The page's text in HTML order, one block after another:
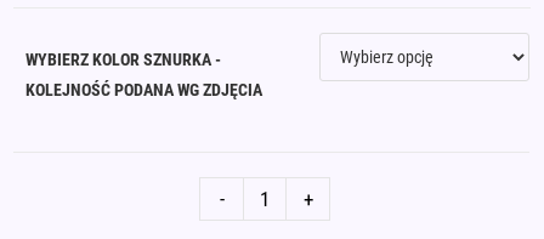
WYBIERZ KOLOR SZNURKA -
KOLEJNOŚĆ PODANA WG ZDJĘCIA
Bransoletka
- +